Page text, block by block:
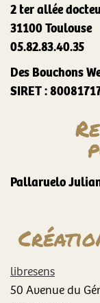
2 ter allée
31100 Toulouse
05.82.83.40.35
Des Bouchons
SIRET :
Pallaruelo
libresens
50 Avenue du